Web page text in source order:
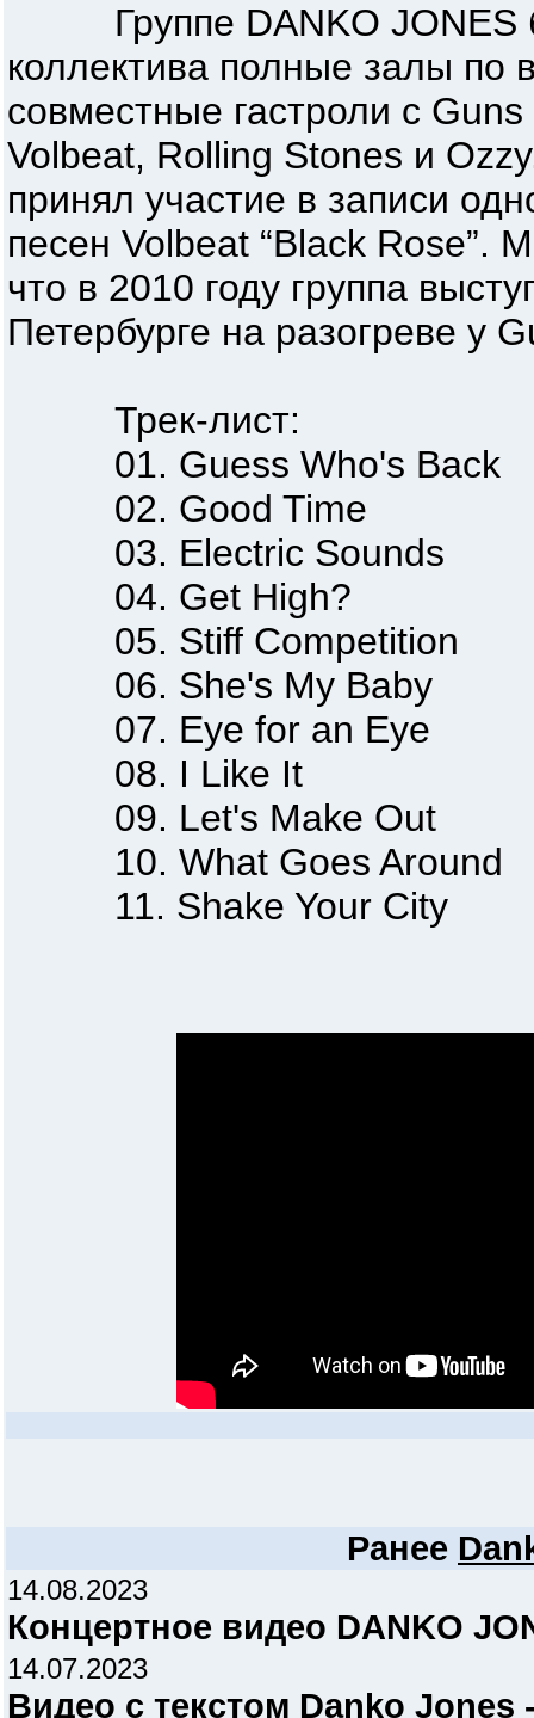
Группе DANKO JONES
коллектива полные залы по
совместные гастроли с
Volbeat, Rolling Stones и
принял участие в записи
песен Volbeat “Black Rose”.
что в 2010 году группа
Петербурге на разогреве у
Трек-лист:
01. Guess Who's Back
02. Good Time
03. Electric Sounds
04. Get High?
05. Stiff Competition
06. She's My Baby
07. Eye for an Eye
08. I Like It
09. Let's Make Out
10. What Goes Around
11. Shake Your City
Ранее
14.08.2023
Концертное видео DANKO
14.07.2023
Видео с текстом Danko Jones